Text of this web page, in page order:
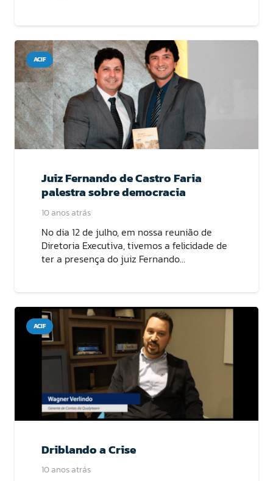
ACIF
Juiz Fernando de Castro Faria
palestra sobre democracia
10 anos atrás
No dia 12 de julho, em nossa reunião de
Diretoria Executiva, tivemos a felicidade de
ter a presença do juiz Fernando…
ACIF
Driblando a Crise
10 anos atrás